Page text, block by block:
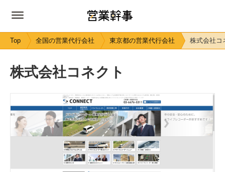
Top 全国の営業代行会社 東京都の営業代行会社 株式会社コ
株式会社コネクト